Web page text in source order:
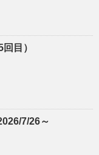
目）
7/26～